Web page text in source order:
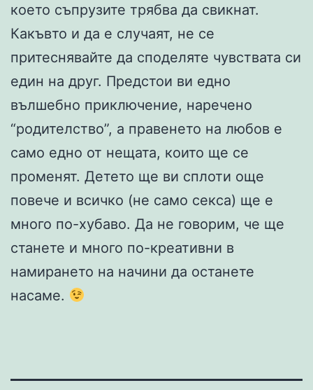
което съпрузите трябва да свикнат.
Какъвто и да е случаят, не се
притеснявайте да споделяте чувствата си
един на друг. Предстои ви едно
вълшебно приключение, наречено
“родителство”, а правенето на любов е
само едно от нещата, които ще се
променят. Детето ще ви сплоти още
повече и всичко (не само секса) ще е
много по-хубаво. Да не говорим, че ще
станете и много по-креативни в
намирането на начини да останете
насаме.